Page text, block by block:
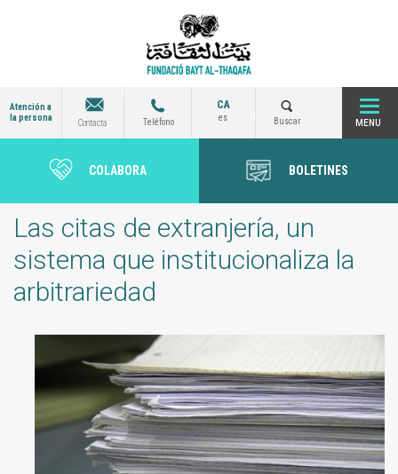
Atención a
la persona
Contacta Teléfono
CA
es Buscar
COLABORA BOLETINES
Las citas de extranjería, un
sistema que institucionaliza la
arbitrariedad